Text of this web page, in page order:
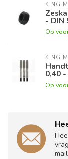
KING
- DIN
Op
KING
0,40
Op
mail